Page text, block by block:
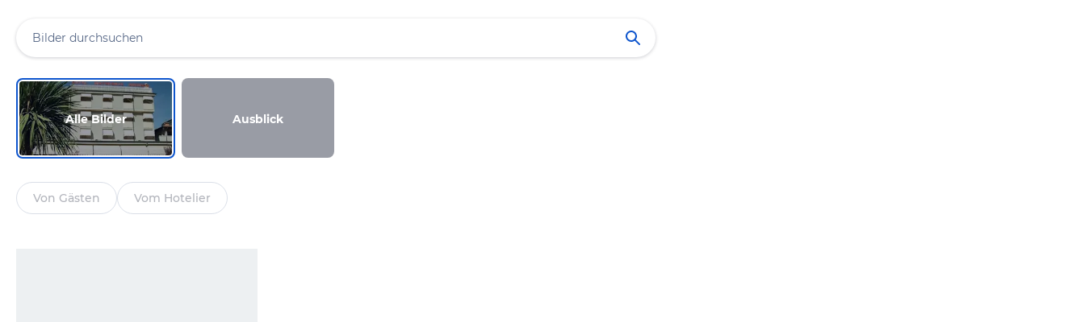
Alle Bilder Ausblick
Von Gästen Vom Hotelier